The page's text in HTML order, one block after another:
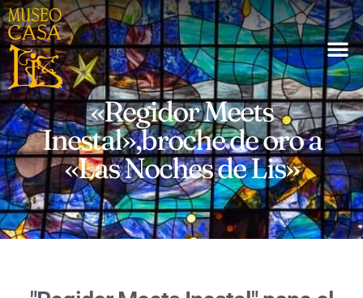
«Regidor Meets
Inestal»,broche de oro a
«Las Noches de Lis»